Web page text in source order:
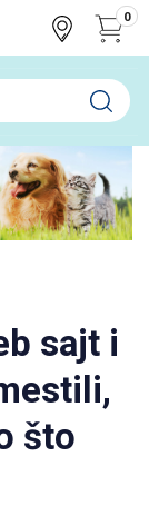
0
sajt i
što